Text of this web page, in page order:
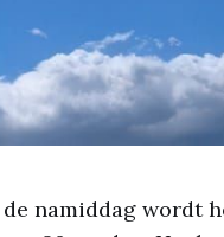
namiddag wordt